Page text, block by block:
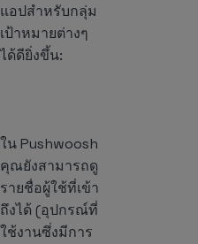
แอปสำหรับกลุ่ม
เป้าหมายต่างๆ
ได้ดียิ่งขึ้น:
ใน Pushwoosh
คุณยังสามารถดู
รายชื่อผู้ใช้ที่เข้า
ถึงได้ (อุปกรณ์ที่
ใช้งานซึ่งมีการ